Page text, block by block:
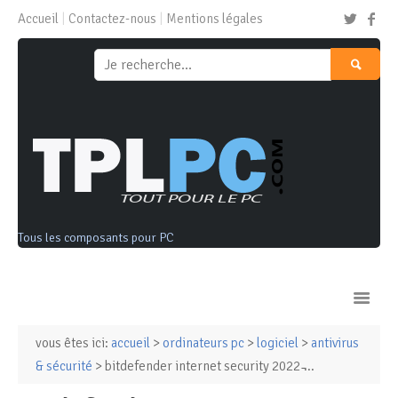
Accueil Contactez-nous Mentions légales
Tous les composants pour PC
Ordinateurs & Tablettes
vous êtes ici: accueil > ordinateurs pc > logiciel > antivirus
& sécurité > bitdefender internet security 2022 ̵...